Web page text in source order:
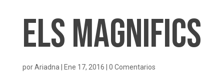
Els Magnifics
porAriadna Ene 17, 2016 0 Comentarios